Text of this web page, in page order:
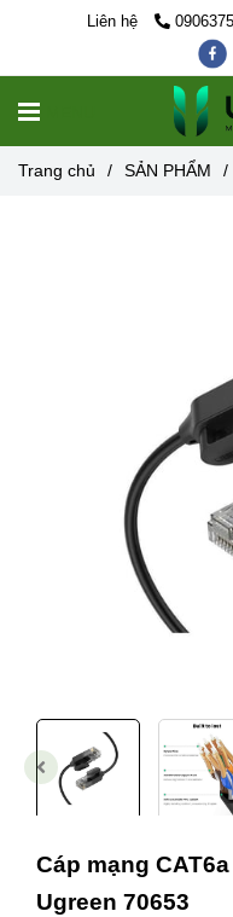
Liên hệ
Trang chủ / SẢN PHẨM /
Cáp mạng
Ugreen 70653